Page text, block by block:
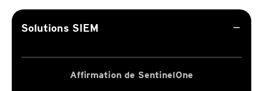
Solutions SIEM remove
Affirmation de SentinelOne